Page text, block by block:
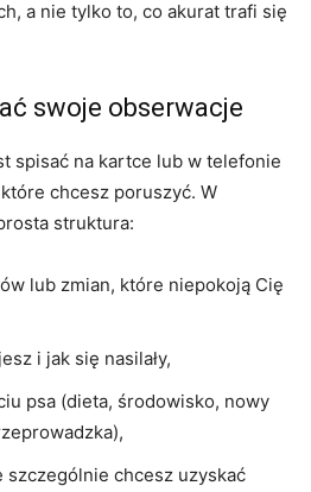
a nie tylko to, co akurat trafi się
swoje obserwacje
spisać na kartce lub w telefonie
chcesz poruszyć. W
struktura:
lub zmian, które niepokoją Cię
i jak się nasilały,
psa (dieta, środowisko, nowy
szczególnie chcesz uzyskać